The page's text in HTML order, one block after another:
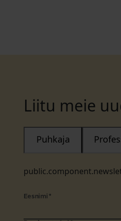
Liitu meie
Puhkaja
Eesnimi *